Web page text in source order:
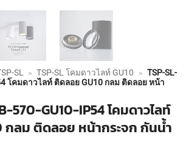
SL » TSP-SL โคมดาวไลท์ GU10 » TSP-SL-
โคมดาวไลท์ ติดลอย GU10 กลม ติดลอย หน้า
570-GU10-IP54 โคมดาวไลท์
กลม ติดลอย หน้ากระจก กันน้ำ